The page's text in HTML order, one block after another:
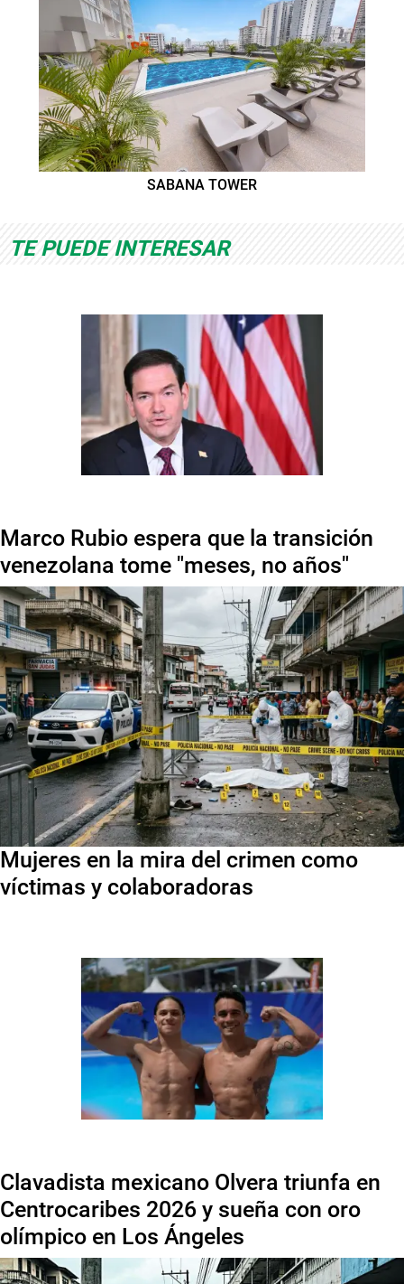
SABANA TOWER
TE PUEDE INTERESAR
Marco Rubio espera que la transición
venezolana tome "meses, no años"
Mujeres en la mira del crimen como
víctimas y colaboradoras
Clavadista mexicano Olvera triunfa en
Centrocaribes 2026 y sueña con oro
olímpico en Los Ángeles